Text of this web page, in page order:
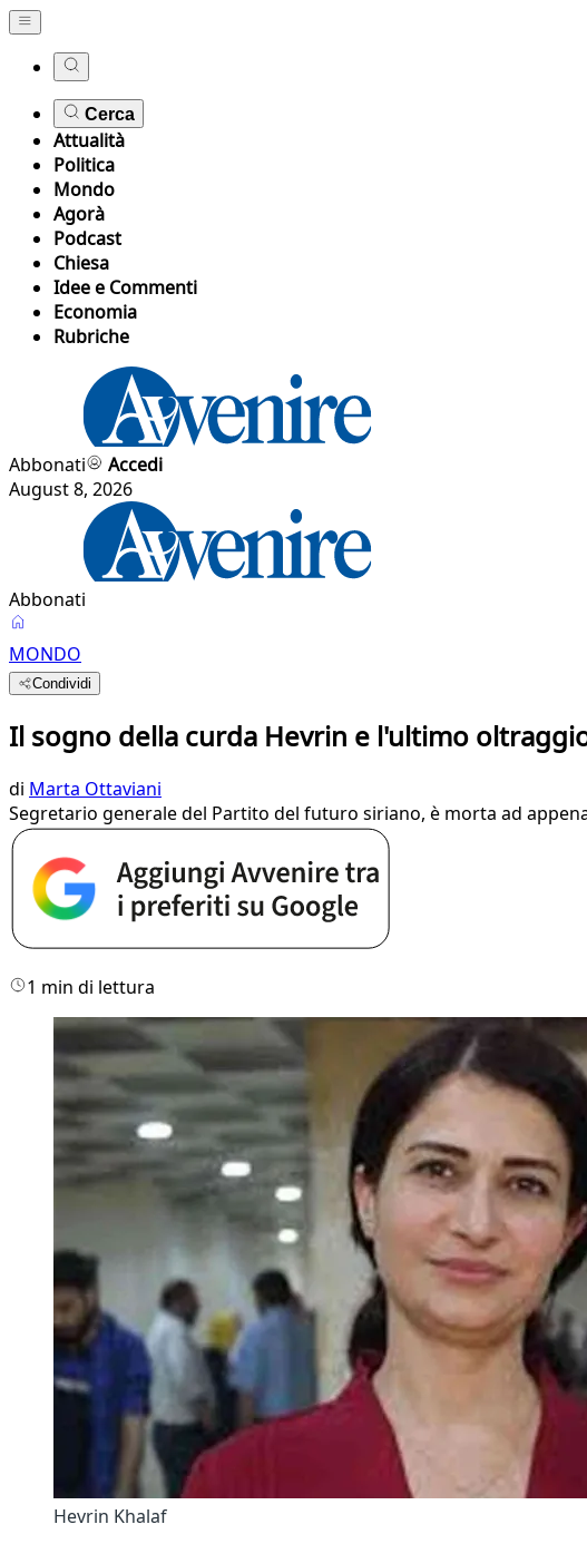
Cerca
Attualità
Politica
Mondo
Agorà
Podcast
Chiesa
Idee e Commenti
Economia
Rubriche
Abbonati
Accedi
August 8, 2026
Abbonati
MONDO
Condividi
Il sogno della curda Hevrin e l'ultimo
di Marta Ottaviani
Segretario generale del Partito del futuro siriano, è morta ad
1 min di lettura
Hevrin Khalaf